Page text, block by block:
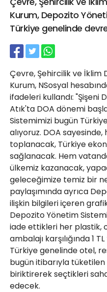
Kurum, Depozito
Türkiye genelinde
Çevre, Şehircilik ve İklim
Kurum, NSosyal
ifadeleri kullandı: "Şişeni
Atık'ta DOA dönemi
Sistemimizi bugün
alıyoruz. DOA
toplanacak, Türkiye
sağlanacak. Hem
ülkemiz kazanacak,
geleceğimize temiz bir
paylaşımında ayrıca
ilişkin bilgileri içeren
Depozito Yönetim
iade ettikleri her plastik,
ambalajı karşılığında 1
Türkiye genelinde otel,
bugün itibarıyla
biriktirerek seçtikleri
edecek.
21